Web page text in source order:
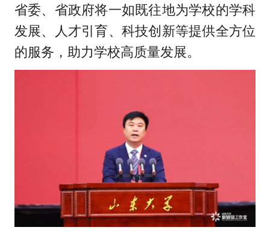
省委、省政府将一如既往地为学校的学科
发展、人才引育、科技创新等提供全方位
的服务，助力学校高质量发展。